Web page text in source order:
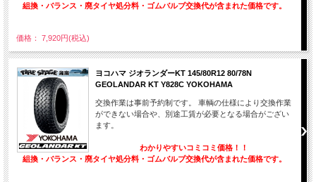
組換・バランス・廃タイヤ処分料・ゴムバルブ交換代が含まれた価格です。
価格： 7,920円(税込)
ヨコハマ ジオランダーKT 145/80R12 80/78N
GEOLANDAR KT Y828C YOKOHAMA
交換作業は事前予約制です。 車輌の仕様により交換作業
ができない場合や、別途工賃が必要となる場合がござい
ます。
わかりやすいコミコミ価格！！
組換・バランス・廃タイヤ処分料・ゴムバルブ交換代が含まれた価格です。